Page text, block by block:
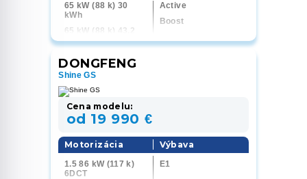
65 kW (88 k) 30
kWh
65 kW (88 k) 43,2
kWh
kWh
Active
Boost
DONGFENG
Shine GS
Cena modelu:
od 19 990 €
Motorizácia
1.5 86 kW (117 k)
6DCT
Výbava
E1